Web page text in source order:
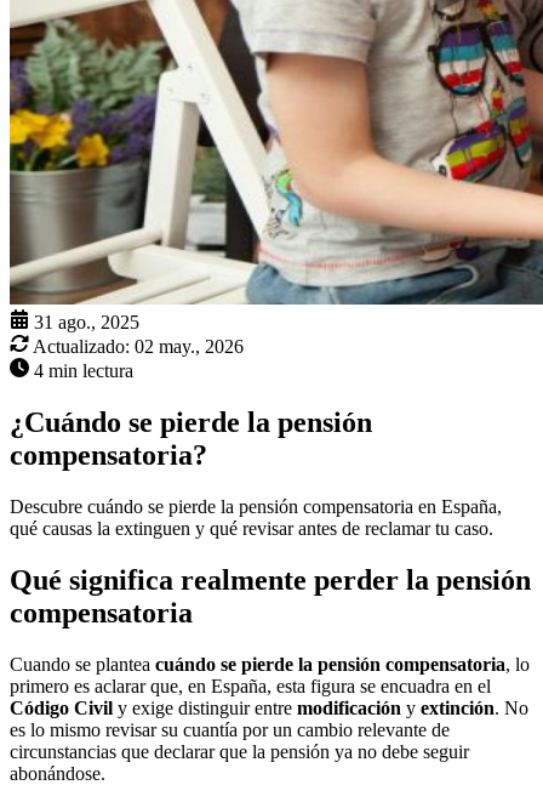
31 ago., 2025
Actualizado: 02 may., 2026
4 min lectura
¿Cuándo se pierde la pensión
compensatoria?
Descubre cuándo se pierde la pensión compensatoria en España,
qué causas la extinguen y qué revisar antes de reclamar tu caso.
Qué significa realmente perder la pensión
compensatoria
Cuando se plantea cuándo se pierde la pensión compensatoria, lo
primero es aclarar que, en España, esta figura se encuadra en el
Código Civil y exige distinguir entre modificación y extinción. No
es lo mismo revisar su cuantía por un cambio relevante de
circunstancias que declarar que la pensión ya no debe seguir
abonándose.